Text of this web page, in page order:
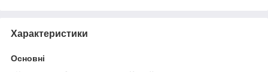
Характеристики
Основні